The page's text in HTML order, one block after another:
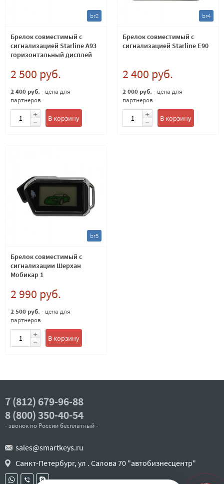
br2
Брелок совместимый с
сигнализацией Starline A93
горизонтальный дисплей
2 500 руб.
2 400 руб. - цена для
партнеров
В корзину
br4
Брелок совместимый с
сигнализацией Starline E90
2 400 руб.
2 000 руб. - цена для
партнеров
В корзину
br5
Брелок совместимый с
сигнализации Шерхан
Мобикар 1
2 990 руб.
2 500 руб. - цена для
партнеров
В корзину
7 (812) 679-96-88
8 (800) 350-40-54
- звонок по России бесплатный -
sales@smartkeys.ru
Санкт-Петербург, ул . Салова 70 "автобизнесцентр"